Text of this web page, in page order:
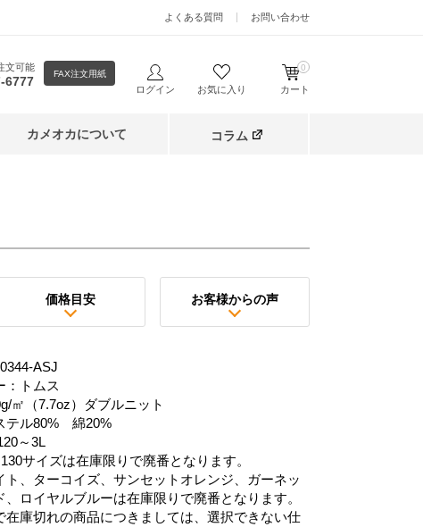
よくある質問 お問い合わせ
文可能
6777 FAX注文用紙
ログイン お気に入り カート
0
カメオカについて コラム
価格目安 お客様からの声
ASJ
：トムス
㎡（7.7oz）ダブルニット
テル80% 綿20%
～3L
サイズは在庫限りで廃番となります。
、ターコイズ、サンセットオレンジ、ガーネッ
、ロイヤルブルーは在庫限りで廃番となります。
庫切れの商品につきましては、選択できない仕